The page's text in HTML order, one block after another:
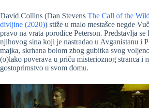
David Collins (Dan Stevens The Call of the
divljine (2020)) stiže u malo mestašce negde
pravo na vrata porodice Peterson. Predstavlja se
njihovog sina koji je nastradao u Avganistanu i
majka, skrhana bolom zbog gubitka svog
(o)lako poverava u priču misterioznog stranca i
gostoprimstvo u svom domu.